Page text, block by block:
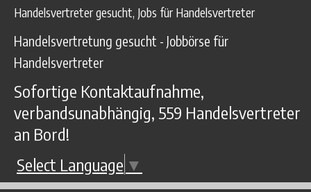
Handelsvertreter gesucht, Jobs für Handelsvertreter
Handelsvertretung gesucht - Jobbörse für
Handelsvertreter
Sofortige Kontaktaufnahme,
verbandsunabhängig, 559 Handelsvertreter
an Bord!
Select Language ▼